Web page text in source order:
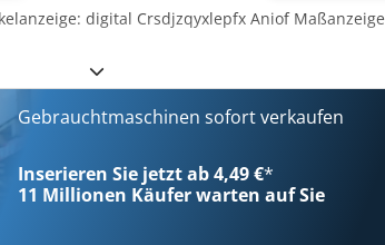
digital Crsdjzqyxlepfx Aniof Maßanzeige
Gebrauchtmaschinen sofort verkaufen
Inserieren Sie jetzt ab 4,49 €*
11 Millionen Käufer warten auf Sie